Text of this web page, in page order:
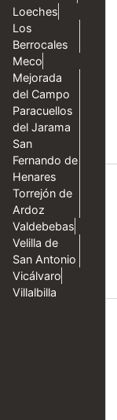
Loeches
Los
Berrocales
Meco
Mejorada
del Campo
Paracuellos
del Jarama
San
Fernando de
Henares
Torrejón de
Ardoz
Valdebebas
Velilla de
San Antonio
Vicálvaro
Villalbilla